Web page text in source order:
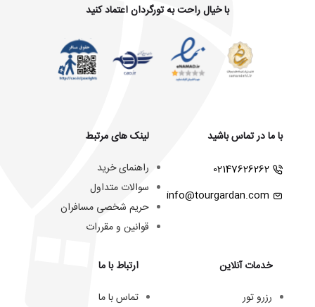
با خیال راحت به تورگردان اعتماد کنید
با ما در تماس باشید
02147626262
info@tourgardan.com
خدمات آنلاین
رزرو تور
لینک های مرتبط
راهنمای خرید
سوالات متداول
حریم شخصی مسافران
قوانین و مقررات
ارتباط با ما
تماس با ما